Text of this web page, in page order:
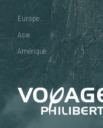
Europe
Asie
Amérique